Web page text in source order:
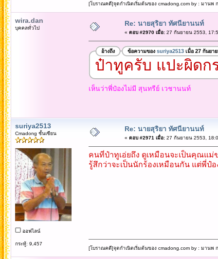
[โบราณคดี]จุดกำเนิดเริ่มต้นของ cmadong.com by : มานพ
wira.dan
บุคคลทั่วไป
Re: นายสุริยา ทัศนียานนท์
« ตอบ #2970 เมื่อ:27 กันยายน 2553,
อ้างถึง ข้อความของ suriya2513เมื่อ 27 กันยา
ป๋าทูครับ แปะผิดก
เห็นว่าพี่ป๋องไม่มี สุนทรีย์ เวชานนท์
suriya2513
Cmadong ชั้นเซียน
ออฟไลน์
กระทู้: 9,457
Re: นายสุริยา ทัศนียานนท์
« ตอบ #2971 เมื่อ:27 กันยายน 2553,
คนที่ป๋าทูเอ่ยถึง ดูเหมือนจะเป็นคุณแ
รู้สึกว่าจะเป็นนักร้องเหมือนกัน แต่พี่ป๋
[โบราณคดี]จุดกำเนิดเริ่มต้นของ cmadong.com by : มานพ